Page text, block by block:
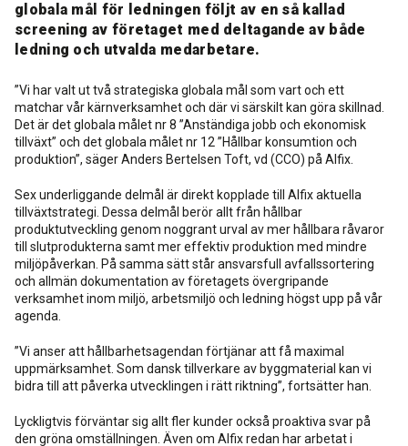
globala mål för ledningen följt av en så kallad
screening av företaget med deltagande av både
ledning och utvalda medarbetare.
”Vi har valt ut två strategiska globala mål som vart och ett
matchar vår kärnverksamhet och där vi särskilt kan göra skillnad.
Det är det globala målet nr 8 ”Anständiga jobb och ekonomisk
tillväxt” och det globala målet nr 12 ”Hållbar konsumtion och
produktion”, säger Anders Bertelsen Toft, vd (CCO) på Alfix.
Sex underliggande delmål är direkt kopplade till Alfix aktuella
tillväxtstrategi. Dessa delmål berör allt från hållbar
produktutveckling genom noggrant urval av mer hållbara råvaror
till slutprodukterna samt mer effektiv produktion med mindre
miljöpåverkan. På samma sätt står ansvarsfull avfallssortering
och allmän dokumentation av företagets övergripande
verksamhet inom miljö, arbetsmiljö och ledning högst upp på vår
agenda.
”Vi anser att hållbarhetsagendan förtjänar att få maximal
uppmärksamhet. Som dansk tillverkare av byggmaterial kan vi
bidra till att påverka utvecklingen i rätt riktning”, fortsätter han.
Lyckligtvis förväntar sig allt fler kunder också proaktiva svar på
den gröna omställningen. Även om Alfix redan har arbetat i